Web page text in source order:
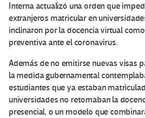
Interna actualizó una orden que
extranjeros matricular en
inclinaron por la docencia virtual
preventiva ante el coronavirus.
Además de no emitirse nuevas visas
la medida gubernamental
estudiantes que ya estaban
universidades no retomaban la
presencial, o un modelo que